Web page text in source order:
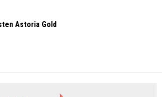
Astoria Gold